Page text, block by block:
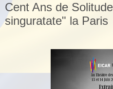
Cent Ans de
singuratate" la Paris